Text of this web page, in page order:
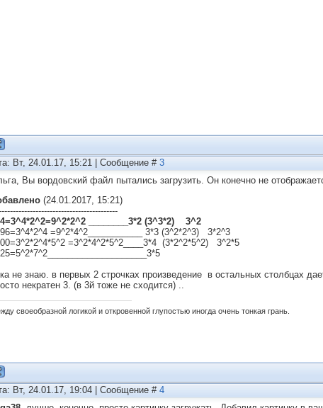
Вт, 24.01.17, 15:21 | Сообщение # 3
Вы вордовский файл пытались загрузить. Он конечно не
(24.01.2017, 15:21)
________3*2 (3^3*2) 3^2
=9^2*4^2___________ 3*3 (3^2*2^3) 3*2^3
=3^2*4^2*5^2____3*4 (3*2^2*5^2) 3^2*5
не знаю. в первых 2 строчках произведение в остальных столбцах
некратен 3. (в 3й тоже не сходится) ..
своеобразной логикой и откровенной глупостью иногда очень тонкая грань.
Вт, 24.01.17, 19:04 | Сообщение # 4